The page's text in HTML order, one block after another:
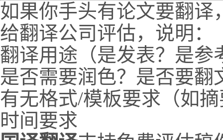
如果你手头有论文要翻译
给翻译公司评估，说明：
翻译用途（是发表？是参
是否需要润色？是否要翻
有无格式/模板要求（如
时间要求